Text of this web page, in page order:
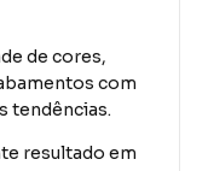
de cores,
com
tendências.
resultado em